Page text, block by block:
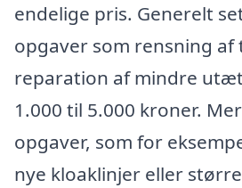
endelige pris. Generelt
opgaver som rensning
reparation af mindre
1.000 til 5.000 kroner.
opgaver, som for
nye kloaklinjer eller større